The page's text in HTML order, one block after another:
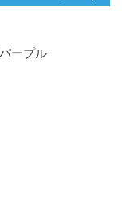
ープル